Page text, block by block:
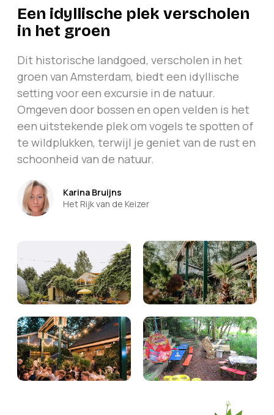
Een idyllische plek verscholen
in het groen
Dit historische landgoed, verscholen in het
groen van Amsterdam, biedt een idyllische
setting voor een excursie in de natuur.
Omgeven door bossen en open velden is het
een uitstekende plek om vogels te spotten of
te wildplukken, terwijl je geniet van de rust en
schoonheid van de natuur.
Karina Bruijns
Het Rijk van de Keizer